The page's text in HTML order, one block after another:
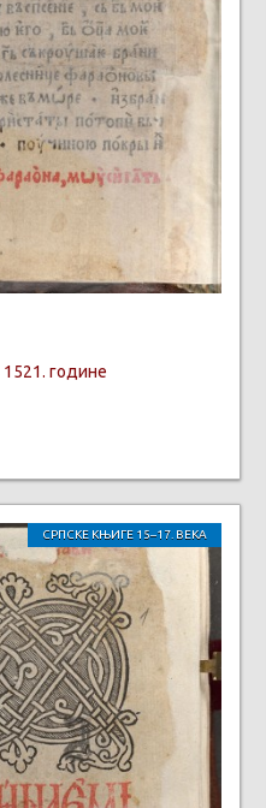
године
СРПСКЕ КЊИГЕ 15–17. ВЕКА